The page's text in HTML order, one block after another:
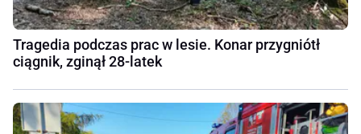
Tragedia podczas prac w lesie. Konar przygniótł
ciągnik, zginął 28-latek